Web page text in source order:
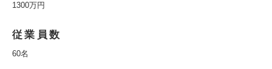
1300万円
従業員数
60名